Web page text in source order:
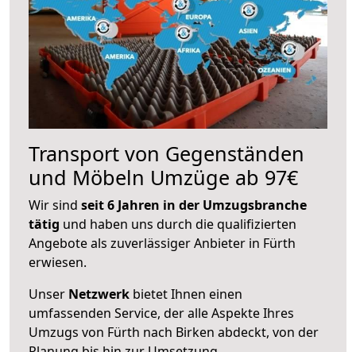
Transport von Gegenständen
und Möbeln Umzüge ab 97€
Wir sind seit 6 Jahren in der Umzugsbranche
tätig und haben uns durch die qualifizierten
Angebote als zuverlässiger Anbieter in Fürth
erwiesen.
Unser Netzwerk bietet Ihnen einen
umfassenden Service, der alle Aspekte Ihres
Umzugs von Fürth nach Birken abdeckt, von der